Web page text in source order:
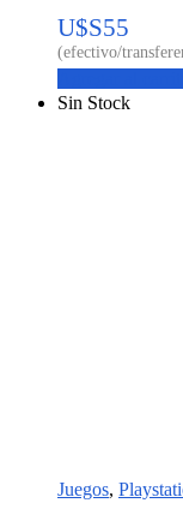
U$S55
Sin Stock
Juegos,